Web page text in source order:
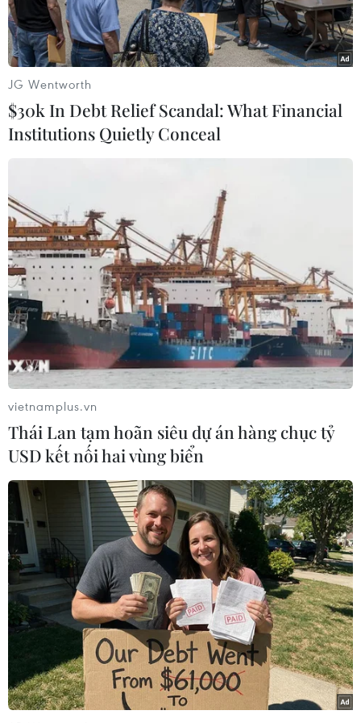
Người biểu tình Sudan tuần hành sau khi Tổng thống Omar al-
Bashir bị phế truất, tại thủ đô Khartoum ngày 11/4/2019.
(Nguồn: AFP/TTXVN)
Theo phóng viên TTXVN tại châu Phi, ngày 13/4,
Liên minh Tự do và Thay đổi đối lập tại Sudan
đã yêu cầu Hội đồng quân sự chuyển tiếp cần
đưa đại diện của người dân vào trong Hội đồng
tổng thống.
Ý kiến trên được đưa ra trong cuộc họp giữa
phe đối lập và Chủ tịch Hội đồng quân sự
chuyển tiếp Sudan, Tướng Abdel-Fattah Al-
Burhan.
Một thành viên của liên minh đối lập, ông Omer
al-Digair, cho biết phe đối lập yêu cầu có sự
tham gia của người dân trong Hội đồng tổng
thống chuyển tiếp, bên cạnh một chính phủ dân
sự.
[Sudan: Nhiều tiếng súng nổ bên ngoài trụ sở
Bộ quốc phòng]
Liên minh đối lập sẽ chuyển một danh sách cho
JG Wentworth
$30k In Debt Relief Scandal: What Financial
Institutions Quietly Conceal
vietnamplus.vn
Thái Lan tạm hoãn siêu dự án hàng chục tỷ
USD kết nối hai vùng biển